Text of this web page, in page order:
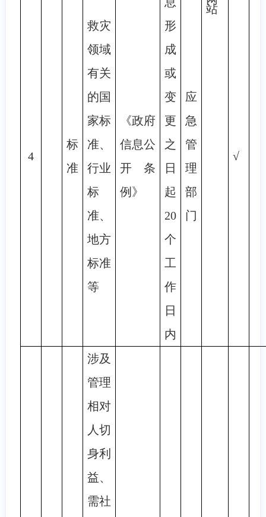
4
标
准
救灾
领域
有关
的国
家标
准、
行业
标
准、
地方
标准
等
《政府
信息公
开条
例》
形
成
或
变
更
之
日
起
20
个
工
作
日
内
应
急
管
理
部
门
站
√
涉及
管理
相对
人切
身利
益、
需社